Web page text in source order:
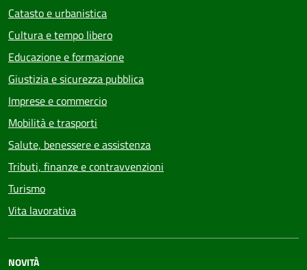
Catasto e urbanistica
Cultura e tempo libero
Educazione e formazione
Giustizia e sicurezza pubblica
Imprese e commercio
Mobilità e trasporti
Salute, benessere e assistenza
Tributi, finanze e contravvenzioni
Turismo
Vita lavorativa
NOVITÀ